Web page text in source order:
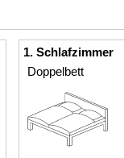
1. Schlafzimmer
Doppelbett